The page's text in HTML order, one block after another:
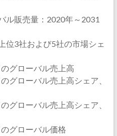
ル販売量：2020年～2031
位3社および5社の市場シェ
グローバル売上高
グローバル売上高シェア、
グローバル売上高シェア、
グローバル価格